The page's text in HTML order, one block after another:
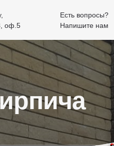
оф.5
Есть вопросы?
Напишите нам